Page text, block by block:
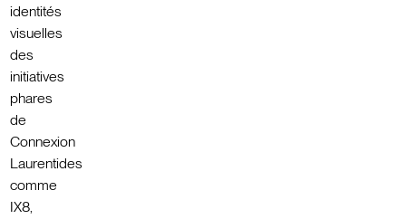
identités
visuelles
des
initiatives
phares
de
Connexion
Laurentides
comme
IX8,